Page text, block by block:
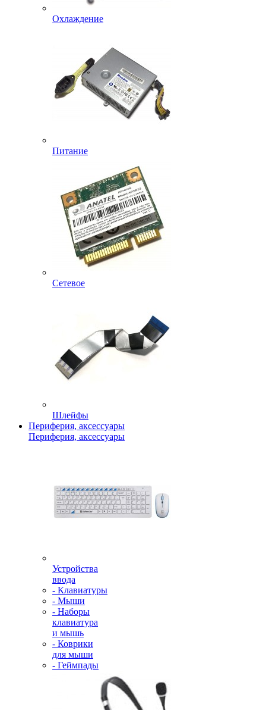
Охлаждение
Питание
Сетевое
Шлейфы
Периферия, аксессуары
Периферия, аксессуары
Устройства
ввода
- Клавиатуры
- Мыши
- Наборы
клавиатура
и мышь
- Коврики
для мыши
- Геймпады